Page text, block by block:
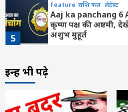
5
Feature राशि फल लेटेस्ट
Aaj ka panchang
कृष्ण पक्ष की अष्टमी,
अशुभ मुहूर्त
अपना भविष्यफल
इन्हें भी पढ़े